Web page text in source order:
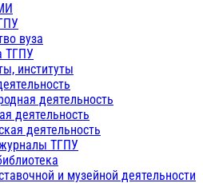
вуза
ТГПУ
институты
деятельность
деятельность
деятельность
ТГПУ
и музейной деятельности